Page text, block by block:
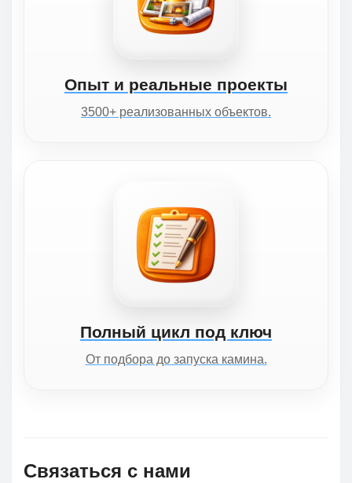
Опыт и реальные проекты
3500+ реализованных объектов.
Полный цикл под ключ
От подбора до запуска камина.
Связаться с нами